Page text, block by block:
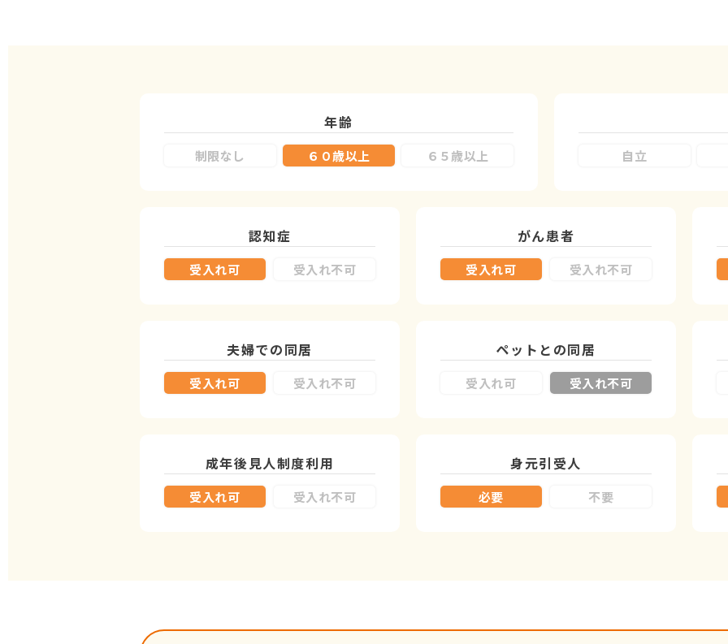
年齢
制限なし ６０歳以上 ６５歳以上 自立
認知症
受入れ可 受入れ不可
がん患者
受入れ可 受入れ不可
夫婦での同居
受入れ可 受入れ不可
ペットとの同居
受入れ可 受入れ不可
成年後見人制度利用
受入れ可 受入れ不可
身元引受人
必要 不要